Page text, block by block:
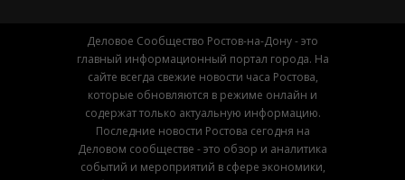
Деловое Сообщество Ростов-на-Дону - это
главный информационный портал города. На
сайте всегда свежие новости часа Ростова,
которые обновляются в режиме онлайн и
содержат только актуальную информацию.
Последние новости Ростова сегодня на
Деловом сообществе - это обзор и аналитика
событий и мероприятий в сфере экономики,